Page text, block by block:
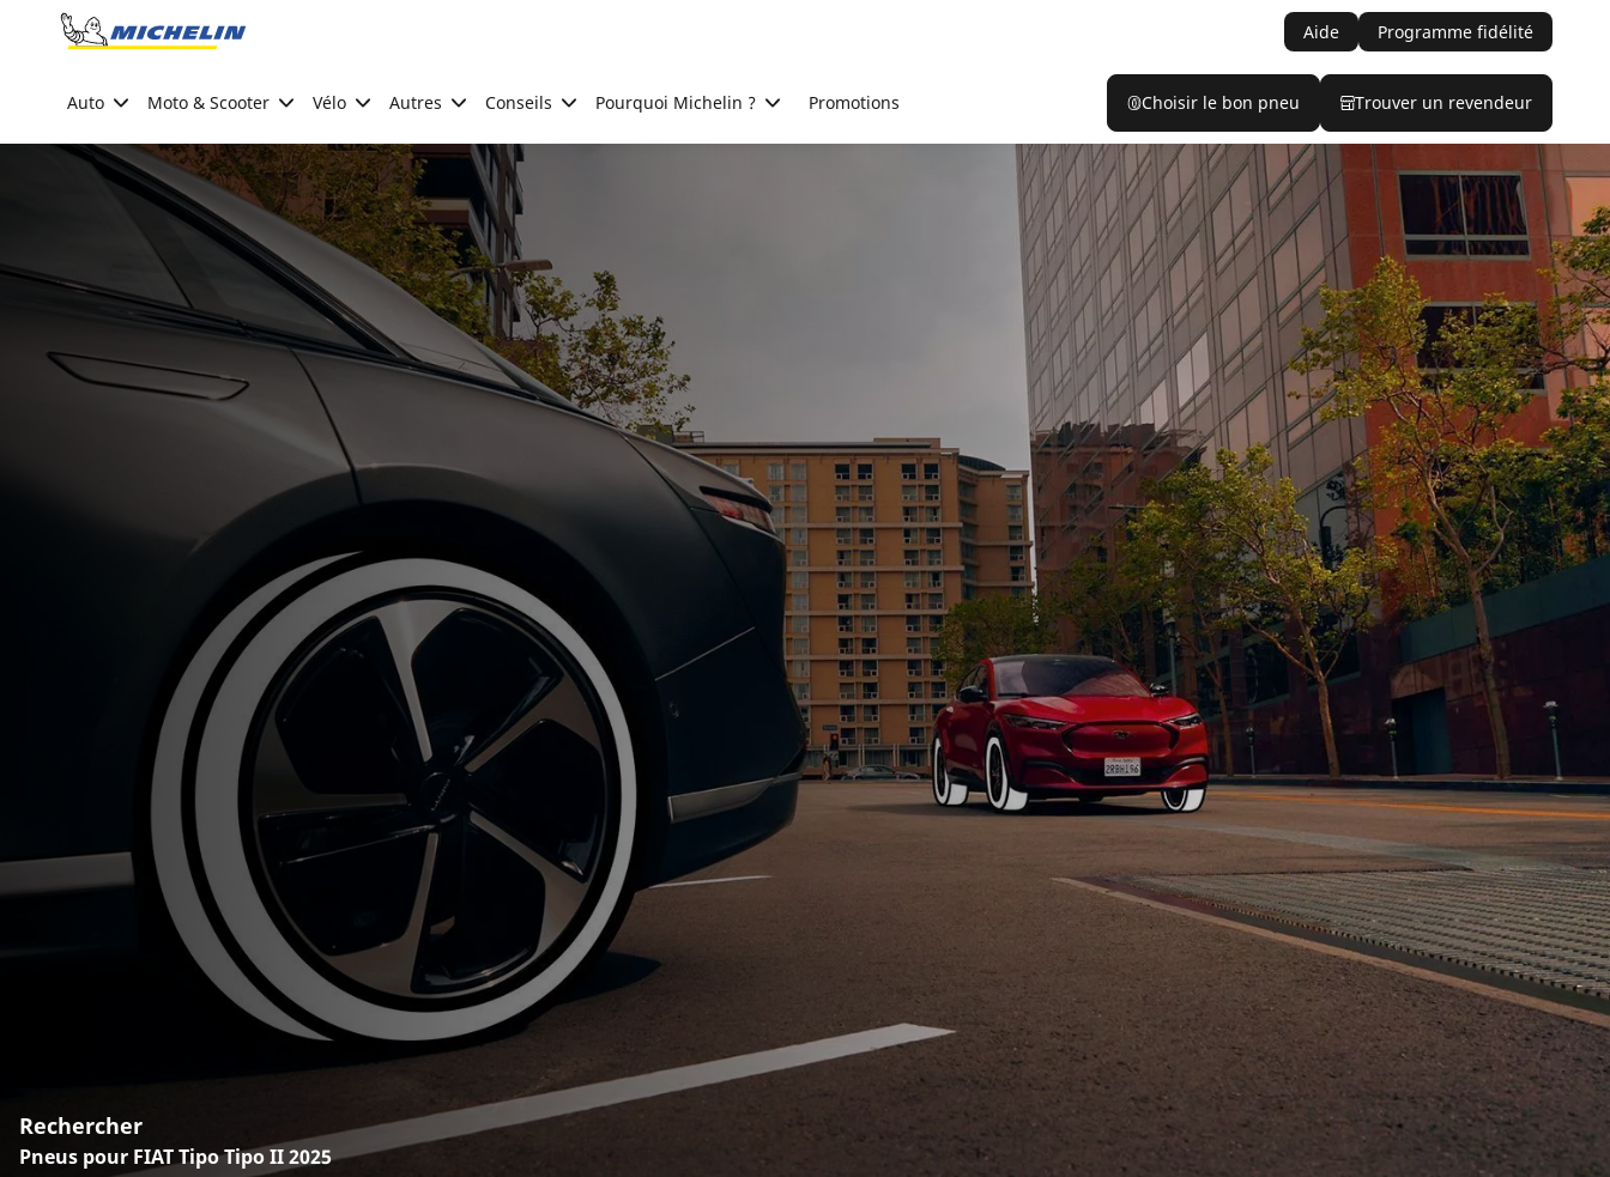
Go to page content
Aide Programme fidélité
Auto Moto & Scooter Vélo Autres Conseils Pourquoi Michelin ? Promotions Choisir le bon pneu Trouver un revendeur
Rechercher
Pneus pour FIAT Tipo Tipo II 2025